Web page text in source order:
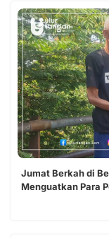
Jumat Berkah di
Menguatkan Para